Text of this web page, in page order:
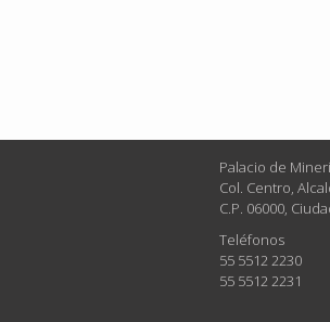
Palacio de
Col. Centro,
C.P. 06000,
Teléfonos
55 5512 2230
55 5512 2231